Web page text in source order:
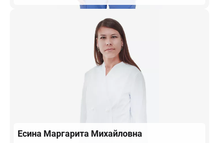
Есина Маргарита Михайловна